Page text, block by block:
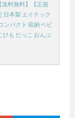
送料無料】【正規
日本製 エイテック
ンパクト 収納 ベビ
ひも だっこ おんぶ